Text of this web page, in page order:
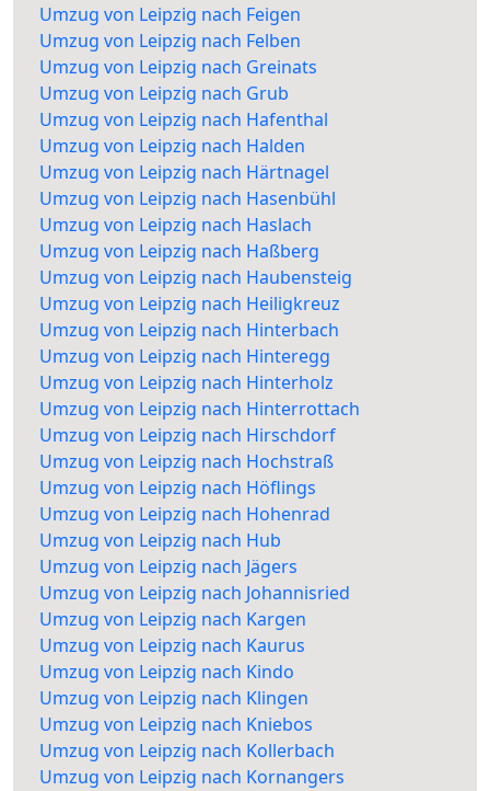
Umzug von Leipzig nach Feigen
Umzug von Leipzig nach Felben
Umzug von Leipzig nach Greinats
Umzug von Leipzig nach Grub
Umzug von Leipzig nach Hafenthal
Umzug von Leipzig nach Halden
Umzug von Leipzig nach Härtnagel
Umzug von Leipzig nach Hasenbühl
Umzug von Leipzig nach Haslach
Umzug von Leipzig nach Haßberg
Umzug von Leipzig nach Haubensteig
Umzug von Leipzig nach Heiligkreuz
Umzug von Leipzig nach Hinterbach
Umzug von Leipzig nach Hinteregg
Umzug von Leipzig nach Hinterholz
Umzug von Leipzig nach Hinterrottach
Umzug von Leipzig nach Hirschdorf
Umzug von Leipzig nach Hochstraß
Umzug von Leipzig nach Höflings
Umzug von Leipzig nach Hohenrad
Umzug von Leipzig nach Hub
Umzug von Leipzig nach Jägers
Umzug von Leipzig nach Johannisried
Umzug von Leipzig nach Kargen
Umzug von Leipzig nach Kaurus
Umzug von Leipzig nach Kindo
Umzug von Leipzig nach Klingen
Umzug von Leipzig nach Kniebos
Umzug von Leipzig nach Kollerbach
Umzug von Leipzig nach Kornangers